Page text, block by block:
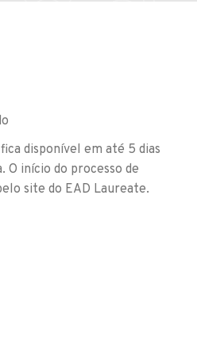
disponível em até 5 dias
O início do processo de
site do EAD Laureate.